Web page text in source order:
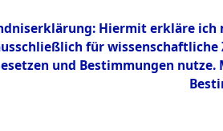
Hiermit erkläre ich
für
und Bestimmungen